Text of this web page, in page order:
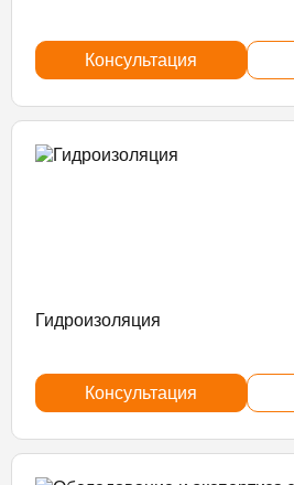
Консультация
Гидроизоляция
Консультация